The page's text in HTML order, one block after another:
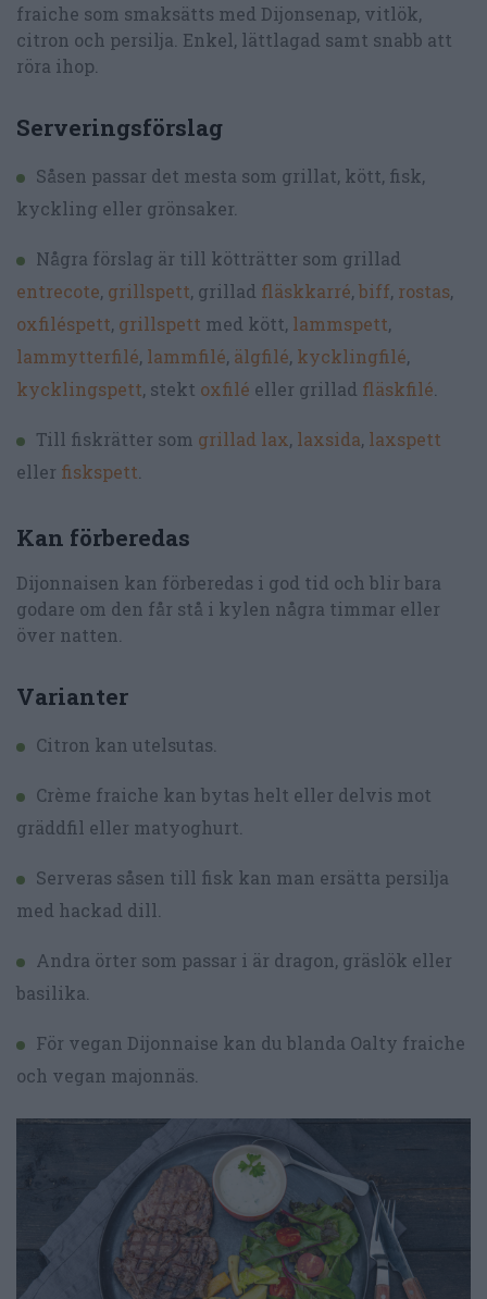
fraiche som smaksätts med Dijonsenap, vitlök,
citron och persilja. Enkel, lättlagad samt snabb att
röra ihop.
Serveringsförslag
Såsen passar det mesta som grillat, kött, fisk,
kyckling eller grönsaker.
Några förslag är till kötträtter som grillad
entrecote, grillspett, grillad fläskkarré, biff, rostas,
oxfiléspett, grillspett med kött, lammspett,
lammytterfilé, lammfilé, älgfilé, kycklingfilé,
kycklingspett, stekt oxfilé eller grillad fläskfilé.
Till fiskrätter som grillad lax, laxsida, laxspett
eller fiskspett.
Kan förberedas
Dijonnaisen kan förberedas i god tid och blir bara
godare om den får stå i kylen några timmar eller
över natten.
Varianter
Citron kan utelsutas.
Crème fraiche kan bytas helt eller delvis mot
gräddfil eller matyoghurt.
Serveras såsen till fisk kan man ersätta persilja
med hackad dill.
Andra örter som passar i är dragon, gräslök eller
basilika.
För vegan Dijonnaise kan du blanda Oalty fraiche
och vegan majonnäs.